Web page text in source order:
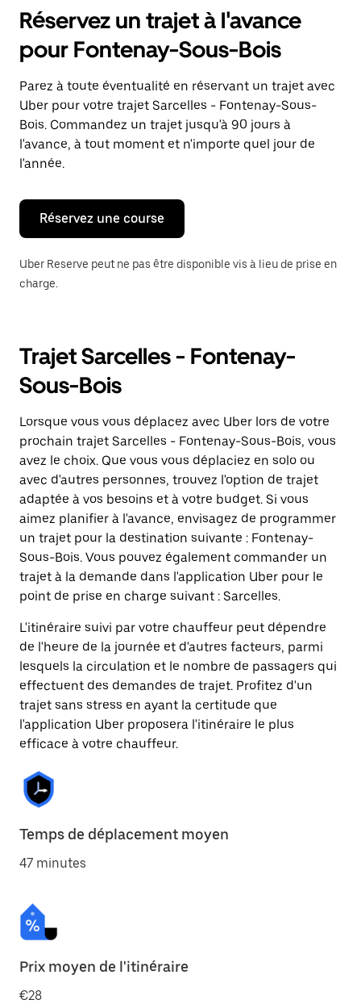
ouvrir
calendrier
et
sélectionner
une
date.
Appuyez
sur
la
touche
pour
fermer
calendrier.
Réservez un trajet à l'avance
pour Fontenay-Sous-Bois
Parez à toute éventualité en réservant un trajet avec
Uber pour votre trajet Sarcelles - Fontenay-Sous-
Bois. Commandez un trajet jusqu'à 90 jours à
l'avance, à tout moment et n'importe quel jour de
l'année.
Réservez une course
Uber Reserve peut ne pas être disponible vis à lieu de prise en
charge.
Trajet Sarcelles - Fontenay-
Sous-Bois
Lorsque vous vous déplacez avec Uber lors de votre
prochain trajet Sarcelles - Fontenay-Sous-Bois, vous
avez le choix. Que vous vous déplaciez en solo ou
avec d'autres personnes, trouvez l'option de trajet
adaptée à vos besoins et à votre budget. Si vous
aimez planifier à l'avance, envisagez de programmer
un trajet pour la destination suivante : Fontenay-
Sous-Bois. Vous pouvez également commander un
trajet à la demande dans l'application Uber pour le
point de prise en charge suivant : Sarcelles.
L'itinéraire suivi par votre chauffeur peut dépendre
de l'heure de la journée et d'autres facteurs, parmi
lesquels la circulation et le nombre de passagers qui
effectuent des demandes de trajet. Profitez d'un
trajet sans stress en ayant la certitude que
l'application Uber proposera l'itinéraire le plus
efficace à votre chauffeur.
Temps de déplacement moyen
47 minutes
Prix moyen de l'itinéraire
€28